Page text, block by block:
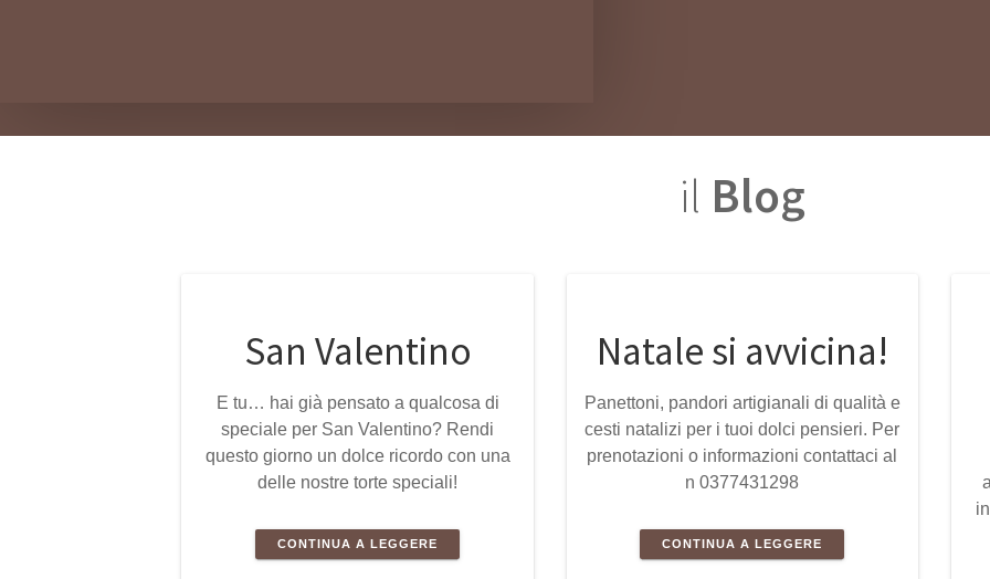
il Blog
San Valentino
E tu… hai già pensato a qualcosa di
speciale per San Valentino? Rendi
questo giorno un dolce ricordo con una
delle nostre torte speciali!
CONTINUA A LEGGERE
Natale si avvicina!
Panettoni, pandori artigianali di qualità e
cesti natalizi per i tuoi dolci pensieri. Per
prenotazioni o informazioni contattaci al
n 0377431298
CONTINUA A LEGGERE